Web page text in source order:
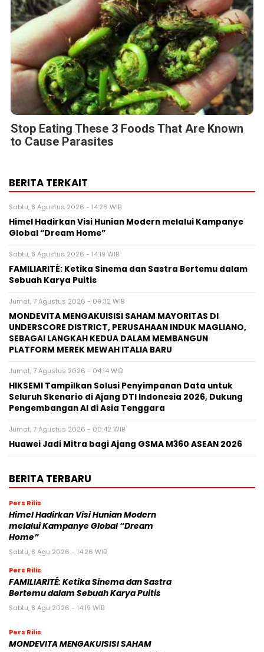
Stop Eating These 3 Foods That Are Known
to Cause Parasites
BERITA TERKAIT
Sabtu, 8 Agustus 2026 - 14:26 WIB
Himel Hadirkan Visi Hunian Modern melalui Kampanye
Global “Dream Home”
Sabtu, 8 Agustus 2026 - 14:19 WIB
FAMILIARITÉ: Ketika Sinema dan Sastra Bertemu dalam
Sebuah Karya Puitis
Jumat, 7 Agustus 2026 - 09:32 WIB
MONDEVITA MENGAKUISISI SAHAM MAYORITAS DI
UNDERSCORE DISTRICT, PERUSAHAAN INDUK MAGLIANO,
SEBAGAI LANGKAH KEDUA DALAM MEMBANGUN
PLATFORM MEREK MEWAH ITALIA BARU
Jumat, 7 Agustus 2026 - 04:14 WIB
HIKSEMI Tampilkan Solusi Penyimpanan Data untuk
Seluruh Skenario di Ajang DTI Indonesia 2026, Dukung
Pengembangan AI di Asia Tenggara
Jumat, 7 Agustus 2026 - 00:42 WIB
Huawei Jadi Mitra bagi Ajang GSMA M360 ASEAN 2026
BERITA TERBARU
Pers Rilis
Himel Hadirkan Visi Hunian Modern
melalui Kampanye Global “Dream
Home”
Sabtu, 8 Agu 2026 - 14:26 WIB
Pers Rilis
FAMILIARITÉ: Ketika Sinema dan Sastra
Bertemu dalam Sebuah Karya Puitis
Sabtu, 8 Agu 2026 - 14:19 WIB
Pers Rilis
MONDEVITA MENGAKUISISI SAHAM